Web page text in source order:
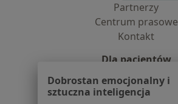
Partnerzy
Centrum prasowe
Kontakt
Dla pacjentów
Lekarze
Placówki medyczne
Dobrostan emocjonalny i
sztuczna inteligencja